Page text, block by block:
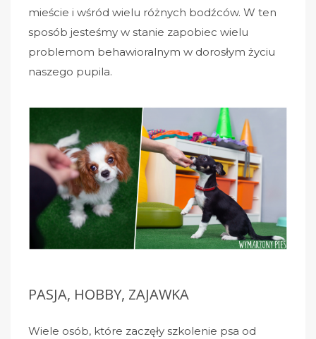
mieście i wśród wielu różnych bodźców. W ten
sposób jesteśmy w stanie zapobiec wielu
problemom behawioralnym w dorosłym życiu
naszego pupila.
PASJA, HOBBY, ZAJAWKA
Wiele osób, które zaczęły szkolenie psa od